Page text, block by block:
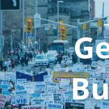
Agir
Boutique